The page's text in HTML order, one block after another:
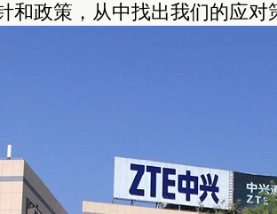
和政策，从中找出我们的应对